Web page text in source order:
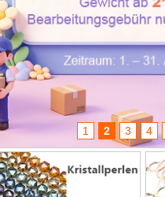
1 2 3 4